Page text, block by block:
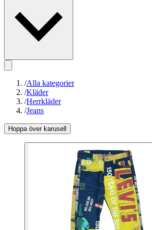
/Alla kategorier
/Kläder
/Herrkläder
/Jeans
Hoppa över karusell